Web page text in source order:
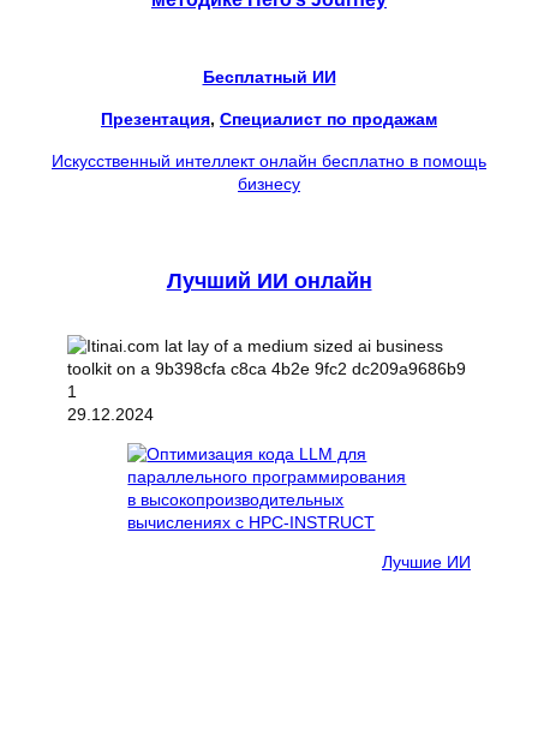
Бесплатный ИИ
Презентация, Специалист по продажам
Искусственный интеллект онлайн бесплатно в помощь
бизнесу
Лучший ИИ онлайн
29.12.2024
Лучшие ИИ